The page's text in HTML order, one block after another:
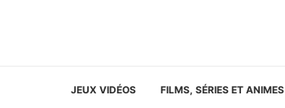
JEUX VIDÉOS FILMS, SÉRIES ET ANIMES